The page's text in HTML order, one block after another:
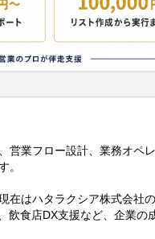
営業フロー設計、業務オペ
。
在はハタラクシア株式会社
飲食店DX支援など、企業の